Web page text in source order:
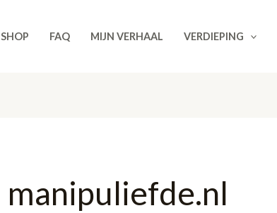
SHOP FAQ MIJN VERHAAL VERDIEPING
manipuliefde.nl
naar: